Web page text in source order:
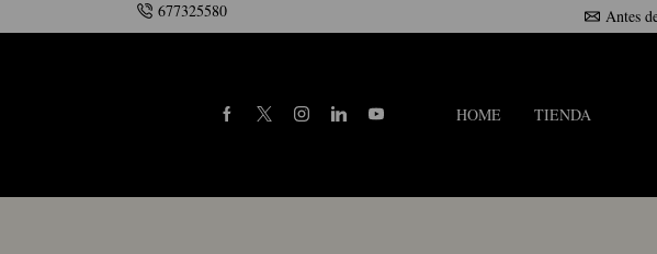
677325580
Contacto Antes
HOME TIENDA